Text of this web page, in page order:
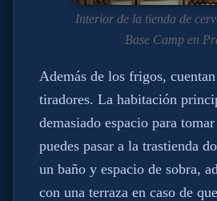
Interior de la tienda de
Base Camp en
Además de los frigos,
tiradores. La habitación
demasiado espacio para
puedes pasar a la trastienda
un baño y espacio de sobra,
con una terraza en caso de